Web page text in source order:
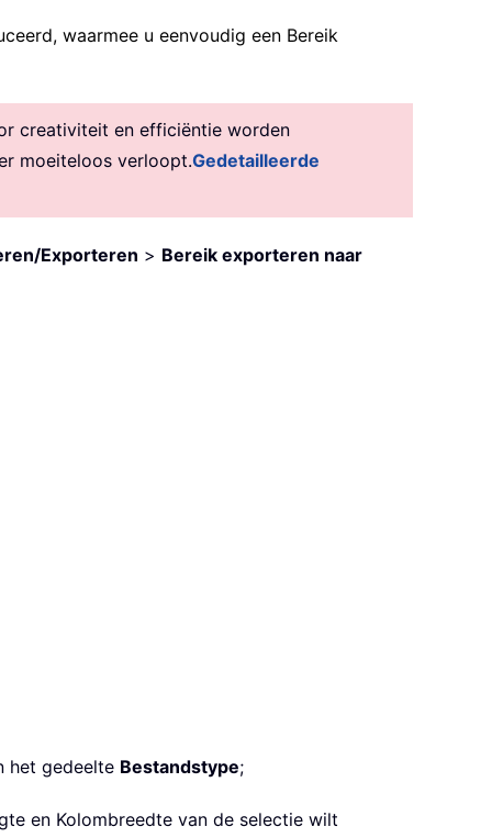
waarmee u eenvoudig een Bereik
creativiteit en efficiëntie worden
moeiteloos verloopt.Gedetailleerde
Exporteren > Bereik exporteren naar
het gedeelte Bestandstype;
en Kolombreedte van de selectie wilt